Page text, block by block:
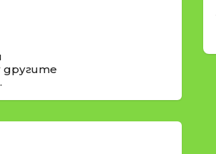
другите